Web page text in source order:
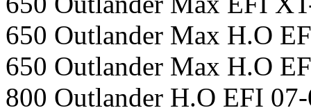
650 Outlander Max H.O
650 Outlander Max H.O
800 Outlander H.O EFI